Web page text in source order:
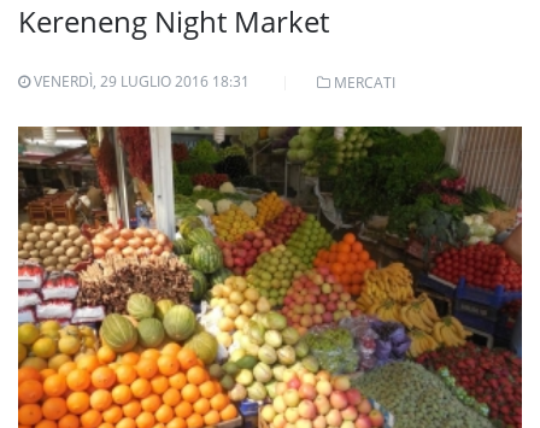
Kereneng Night Market
VENERDÌ, 29 LUGLIO 2016 18:31 MERCATI